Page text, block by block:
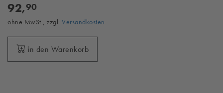
92,90
ohne MwSt., zzgl. Versandkosten
in den Warenkorb